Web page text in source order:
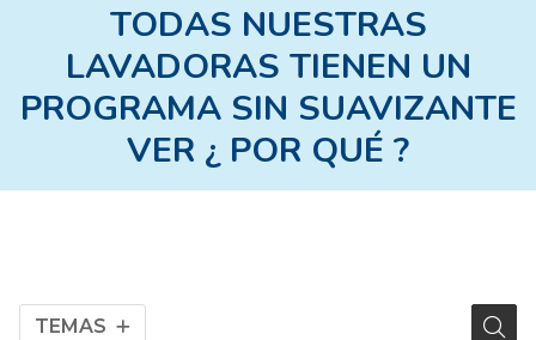
TODAS NUESTRAS
LAVADORAS TIENEN UN
PROGRAMA SIN SUAVIZANTE
VER ¿ POR QUÉ ?
TEMAS